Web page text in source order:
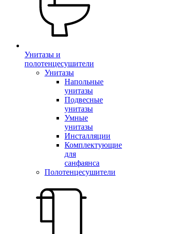
Унитазы и
полотенцесушители
Унитазы
Напольные
унитазы
Подвесные
унитазы
Умные
унитазы
Инсталляции
Комплектующие
для
санфаянса
Полотенцесушители